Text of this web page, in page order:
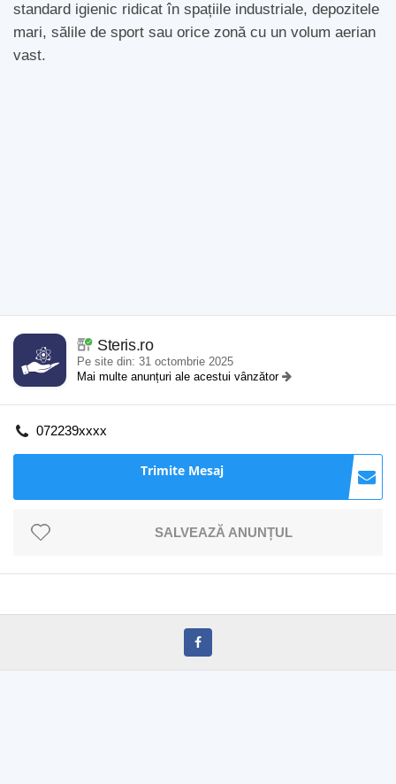
standard igienic ridicat în spațiile industriale, depozitele
mari, sălile de sport sau orice zonă cu un volum aerian
vast.
Steris.ro
Pe site din: 31 octombrie 2025
Mai multe anunțuri ale acestui vânzător
072239xxxx
Trimite Mesaj
SALVEAZĂ ANUNȚUL